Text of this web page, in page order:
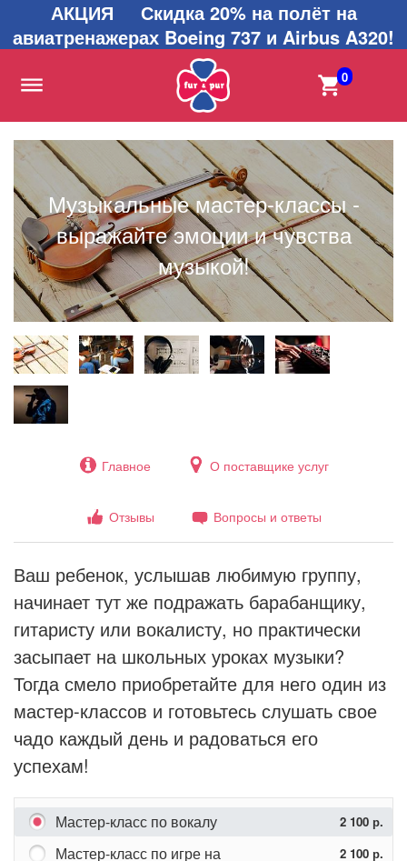
АКЦИЯ Скидка 20% на полёт на
авиатренажерах Boeing 737 и Airbus A320!
0
Музыкальные мастер-классы -
выражайте эмоции и чувства
музыкой!
Главное О поставщике услуг
Отзывы Вопросы и ответы
Ваш ребенок, услышав любимую группу,
начинает тут же подражать барабанщику,
гитаристу или вокалисту, но практически
засыпает на школьных уроках музыки?
Тогда смело приобретайте для него один из
мастер-классов и готовьтесь слушать свое
чадо каждый день и радоваться его
успехам!
Мастер-класс по вокалу 2 100 р.
Мастер-класс по игре на
2 100 р.